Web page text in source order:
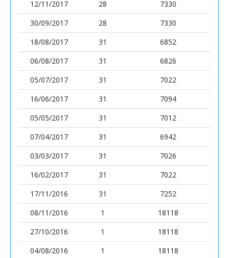
12/11/2017
28
7330
30/09/2017
28
7330
18/08/2017
31
6852
06/08/2017
31
6826
05/07/2017
31
7022
16/06/2017
31
7094
05/05/2017
31
7012
07/04/2017
31
6942
03/03/2017
31
7026
16/02/2017
31
7022
17/11/2016
31
7252
08/11/2016
1
18118
27/10/2016
1
18118
04/08/2016
1
18118